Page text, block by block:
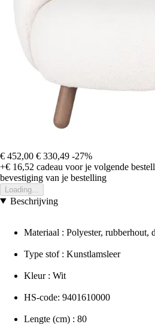
€ 452,00 € 330,49 -27%
+€ 16,52 cadeau voor je volgende
bevestiging van je bestelling
Loading...
Beschrijving
Materiaal : Polyester, rubberhout,
Type stof : Kunstlamsleer
Kleur : Wit
HS-code: 9401610000
Lengte (cm) : 80